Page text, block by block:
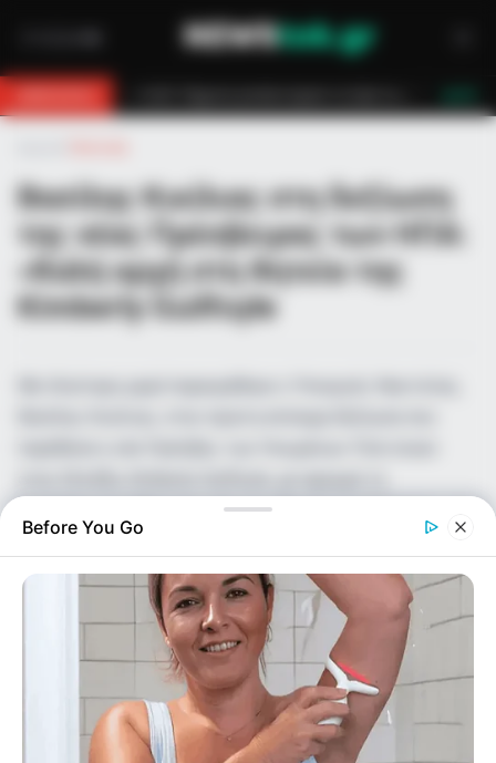
Βασίλης Κικίλιας στη δεξίωση
της νέας Πρέσβειρας των ΗΠΑ:
«Καλή αρχή στη θητεία της
Kimberly Guilfoyle
συμπλήρωση 250 ετών από την ίδρυση του Σώματος των
Αμερικανών Πεζοναυτών. Ο…
Before You Go